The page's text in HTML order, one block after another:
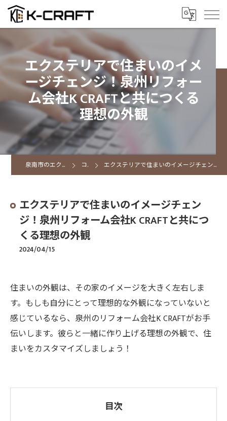
エクステリアで住まいのイメ
ージチェンジ！泉州リフォー
ム会社K CRAFTと共につくる
理想の外観
泉南市のエクステリアならK CRAFT コラム エクステリアで住まいのイメージチェンジ！泉州リフォーム会社K CRAFTと共につくる理想の外観
エクステリアで住まいのイメージチェン
ジ！泉州リフォーム会社K CRAFTと共につ
くる理想の外観
2024/04/15
住まいの外観は、その家のイメージを大きく左右しま
す。もしも自分にとって理想的な外観になっていないと
感じているなら、泉州のリフォーム会社K CRAFTがお手
伝いします。彼らと一緒に作り上げる理想の外観で、住
まいをカスタマイズしましょう！
目次